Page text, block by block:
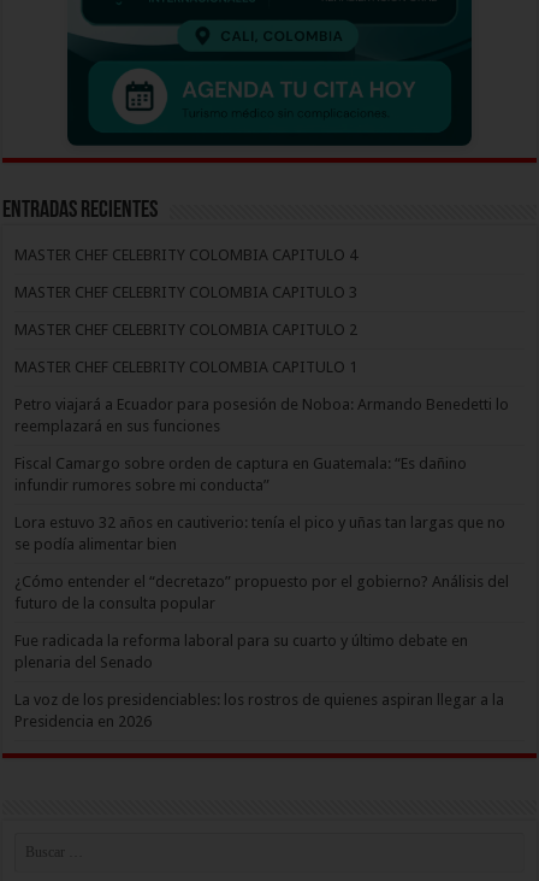
Entradas recientes
MASTER CHEF CELEBRITY COLOMBIA CAPITULO 4
MASTER CHEF CELEBRITY COLOMBIA CAPITULO 3
MASTER CHEF CELEBRITY COLOMBIA CAPITULO 2
MASTER CHEF CELEBRITY COLOMBIA CAPITULO 1
Petro viajará a Ecuador para posesión de Noboa: Armando Benedetti lo
reemplazará en sus funciones
Fiscal Camargo sobre orden de captura en Guatemala: “Es dañino
infundir rumores sobre mi conducta”
Lora estuvo 32 años en cautiverio: tenía el pico y uñas tan largas que no
se podía alimentar bien
¿Cómo entender el “decretazo” propuesto por el gobierno? Análisis del
futuro de la consulta popular
Fue radicada la reforma laboral para su cuarto y último debate en
plenaria del Senado
La voz de los presidenciables: los rostros de quienes aspiran llegar a la
Presidencia en 2026